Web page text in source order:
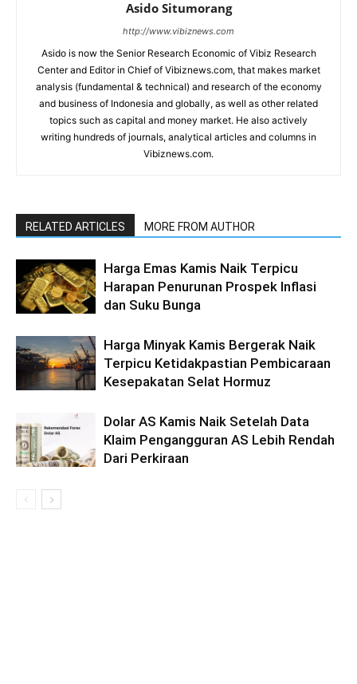
Asido Situmorang
http://www.vibiznews.com
Asido is now the Senior Research Economic of Vibiz Research
Center and Editor in Chief of Vibiznews.com, that makes market
analysis (fundamental & technical) and research of the economy
and business of Indonesia and globally, as well as other related
topics such as capital and money market. He also actively
writing hundreds of journals, analytical articles and columns in
Vibiznews.com.
RELATED ARTICLES MORE FROM AUTHOR
Harga Emas Kamis Naik Terpicu
Harapan Penurunan Prospek Inflasi
dan Suku Bunga
Harga Minyak Kamis Bergerak Naik
Terpicu Ketidakpastian Pembicaraan
Kesepakatan Selat Hormuz
Dolar AS Kamis Naik Setelah Data
Klaim Pengangguran AS Lebih Rendah
Dari Perkiraan